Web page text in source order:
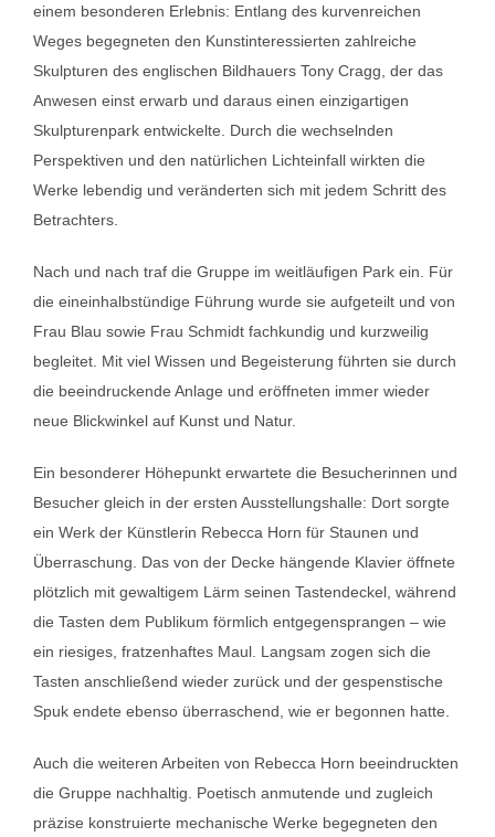
einem besonderen Erlebnis: Entlang des kurvenreichen
Weges begegneten den Kunstinteressierten zahlreiche
Skulpturen des englischen Bildhauers Tony Cragg , der das
Anwesen einst erwarb und daraus einen einzigartigen
Skulpturenpark entwickelte. Durch die wechselnden
Perspektiven und den natürlichen Lichteinfall wirkten die
Werke lebendig und veränderten sich mit jedem Schritt des
Betrachters.
Nach und nach traf die Gruppe im weitläufigen Park ein. Für
die eineinhalbstündige Führung wurde sie aufgeteilt und von
Frau Blau sowie Frau Schmidt fachkundig und kurzweilig
begleitet. Mit viel Wissen und Begeisterung führten sie durch
die beeindruckende Anlage und eröffneten immer wieder
neue Blickwinkel auf Kunst und Natur.
Ein besonderer Höhepunkt erwartete die Besucherinnen und
Besucher gleich in der ersten Ausstellungshalle: Dort sorgte
ein Werk der Künstlerin Rebecca Horn für Staunen und
Überraschung. Das von der Decke hängende Klavier öffnete
plötzlich mit gewaltigem Lärm seinen Tastendeckel, während
die Tasten dem Publikum förmlich entgegensprangen – wie
ein riesiges, fratzenhaftes Maul. Langsam zogen sich die
Tasten anschließend wieder zurück und der gespenstische
Spuk endete ebenso überraschend, wie er begonnen hatte.
Auch die weiteren Arbeiten von Rebecca Horn beeindruckten
die Gruppe nachhaltig. Poetisch anmutende und zugleich
präzise konstruierte mechanische Werke begegneten den